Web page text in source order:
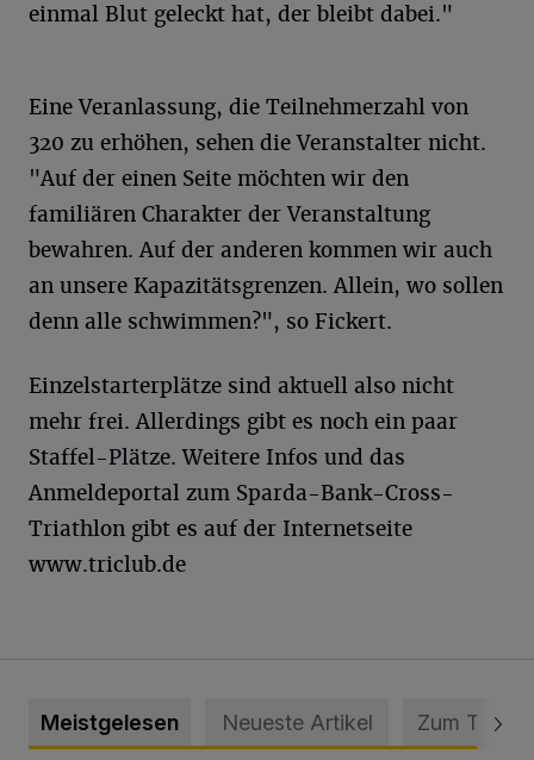
einmal Blut geleckt hat, der bleibt dabei."
Eine Veranlassung, die Teilnehmerzahl von
320 zu erhöhen, sehen die Veranstalter nicht.
"Auf der einen Seite möchten wir den
familiären Charakter der Veranstaltung
bewahren. Auf der anderen kommen wir auch
an unsere Kapazitätsgrenzen. Allein, wo sollen
denn alle schwimmen?", so Fickert.
Einzelstarterplätze sind aktuell also nicht
mehr frei. Allerdings gibt es noch ein paar
Staffel-Plätze. Weitere Infos und das
Anmeldeportal zum Sparda-Bank-Cross-
Triathlon gibt es auf der Internetseite
www.triclub.de
Meistgelesen Neueste Artikel Zum Thema